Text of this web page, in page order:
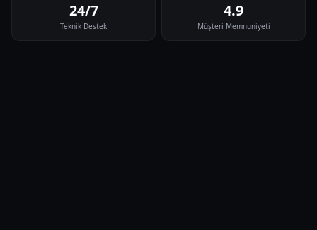
24/7
Teknik Destek
4.9
Müşteri Memnuniyeti